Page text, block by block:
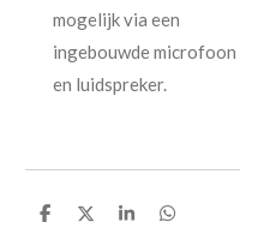
mogelijk via een
ingebouwde microfoon
en luidspreker.
D
D
S
D